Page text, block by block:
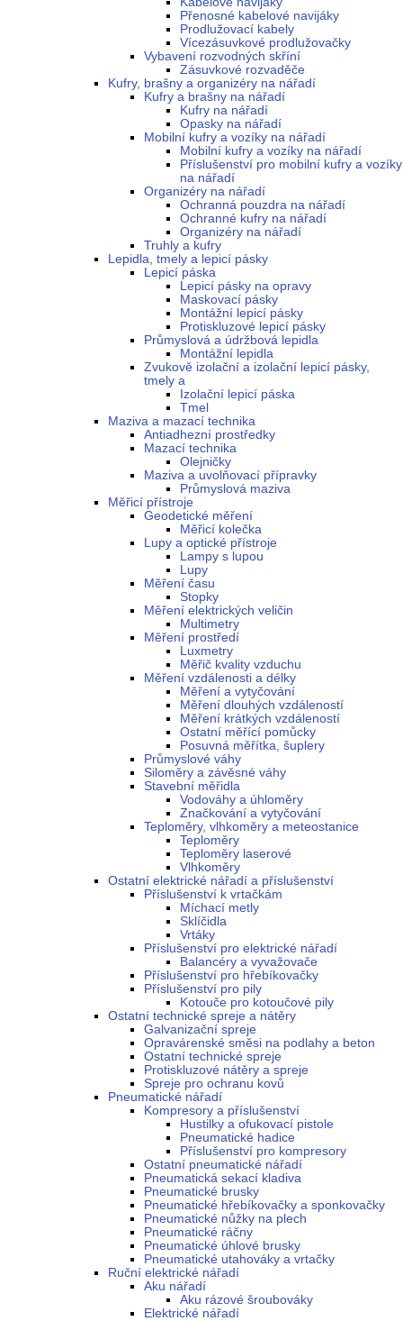
Přenosné kabelové navijáky
Prodlužovací kabely
Vícezásuvkové prodlužovačky
Vybavení rozvodných skříní
Zásuvkové rozvaděče
Kufry, brašny a organizéry na nářadí
Kufry a brašny na nářadí
Kufry na nářadí
Opasky na nářadí
Mobilní kufry a vozíky na nářadí
Mobilní kufry a vozíky na nářadí
Příslušenství pro mobilní kufry a vozíky
na nářadí
Organizéry na nářadí
Ochranná pouzdra na nářadí
Ochranné kufry na nářadí
Organizéry na nářadí
Truhly a kufry
Lepidla, tmely a lepicí pásky
Lepicí páska
Lepicí pásky na opravy
Maskovací pásky
Montážní lepicí pásky
Protiskluzové lepicí pásky
Průmyslová a údržbová lepidla
Montážní lepidla
Zvukově izolační a izolační lepicí pásky,
tmely a
Izolační lepicí páska
Tmel
Maziva a mazací technika
Antiadhezní prostředky
Mazací technika
Olejničky
Maziva a uvolňovací přípravky
Průmyslová maziva
Měřicí přístroje
Geodetické měření
Měřicí kolečka
Lupy a optické přístroje
Lampy s lupou
Lupy
Měření času
Stopky
Měření elektrických veličin
Multimetry
Měření prostředí
Luxmetry
Měřič kvality vzduchu
Měření vzdálenosti a délky
Měření a vytyčování
Měření dlouhých vzdáleností
Měření krátkých vzdáleností
Ostatní měřící pomůcky
Posuvná měřítka, šuplery
Průmyslové váhy
Siloměry a závěsné váhy
Stavební měřidla
Vodováhy a úhloměry
Značkování a vytyčování
Teploměry, vlhkoměry a meteostanice
Teploměry
Teploměry laserové
Vlhkoměry
Ostatní elektrické nářadí a příslušenství
Příslušenství k vrtačkám
Míchací metly
Sklíčidla
Vrtáky
Příslušenství pro elektrické nářadí
Balancéry a vyvažovače
Příslušenství pro hřebíkovačky
Příslušenství pro pily
Kotouče pro kotoučové pily
Ostatní technické spreje a nátěry
Galvanizační spreje
Opravárenské směsi na podlahy a beton
Ostatní technické spreje
Protiskluzové nátěry a spreje
Spreje pro ochranu kovů
Pneumatické nářadí
Kompresory a příslušenství
Hustilky a ofukovací pistole
Pneumatické hadice
Příslušenství pro kompresory
Ostatní pneumatické nářadí
Pneumatická sekací kladiva
Pneumatické brusky
Pneumatické hřebíkovačky a sponkovačky
Pneumatické nůžky na plech
Pneumatické ráčny
Pneumatické úhlové brusky
Pneumatické utahováky a vrtačky
Ruční elektrické nářadí
Aku nářadí
Aku rázové šroubováky
Elektrické nářadí